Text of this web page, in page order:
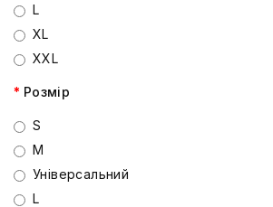
L
XL
XXL
Розмір
S
M
Універсальний
L